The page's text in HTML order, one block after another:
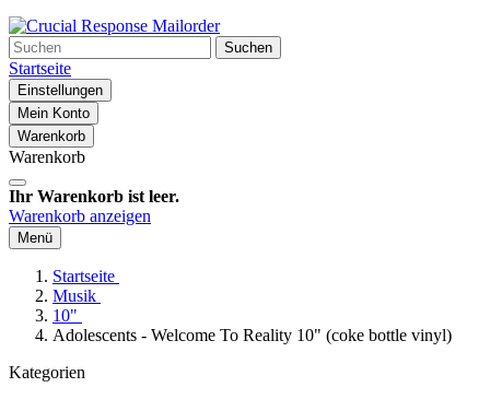
Suchen
Startseite
Einstellungen
Mein Konto
Warenkorb
Warenkorb
Ihr Warenkorb ist leer.
Warenkorb anzeigen
Menü
Startseite
Musik
10"
Adolescents - Welcome To Reality 10" (coke bottle vinyl)
Kategorien